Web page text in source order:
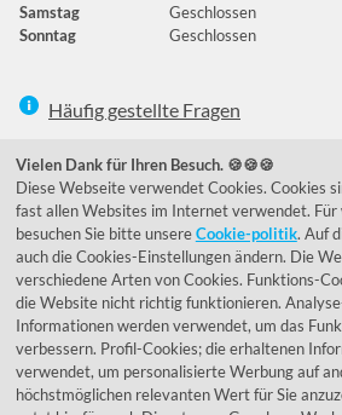
Samstag
Geschlossen
Sonntag
Geschlossen
Häufig gestellte Fragen
039292 - 678215
de@lumidora.com
FacebookInstagram
Kundenmeinungen
Exzellent - eKomi.de
Vielen Dank für Ihren Besuch. 🍪🍪🍪
Diese Webseite verwendet Cookies. Cookies
fast allen Websites im Internet verwendet.
besuchen Sie bitte unsereCookie-politik. Auf
auch die Cookies-Einstellungen ändern. Die
verschiedene Arten von Cookies. Funktions-
die Website nicht richtig funktionieren.
Informationen werden verwendet, um das
verbessern. Profil-Cookies; die erhaltenen
verwendet, um personalisierte Werbung auf
höchstmöglichen relevanten Wert für Sie